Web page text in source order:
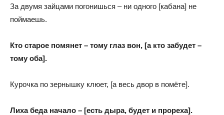
За двумя зайцами погонишься – ни одного [кабана] не
поймаешь.
Кто старое помянет – тому глаз вон, [а кто забудет –
тому оба].
Курочка по зернышку клюет, [а весь двор в помёте].
Лиха беда начало – [есть дыра, будет и прореха].